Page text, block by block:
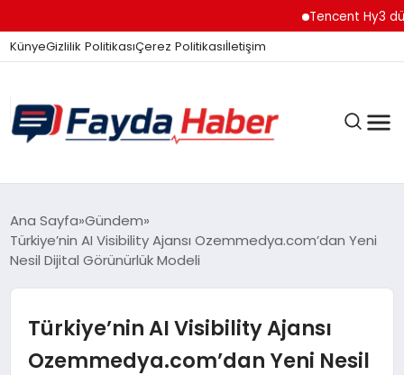
Tencent Hy3 dünya
KünyeGizlilik PolitikasıÇerez Politikasıİletişim
GÜNDEM
TEKNOLOJI
Ana Sayfa Gündem
Türkiye’nin AI Visibility Ajansı Ozemmedya.com’dan Yeni
Nesil Dijital Görünürlük Modeli
Türkiye’nin AI Visibility Ajansı
Ozemmedya.com’dan Yeni Nesil